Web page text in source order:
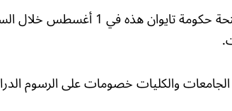
ستبدأ منحة حكومة تايوان
والكليات خصومات على الرسوم